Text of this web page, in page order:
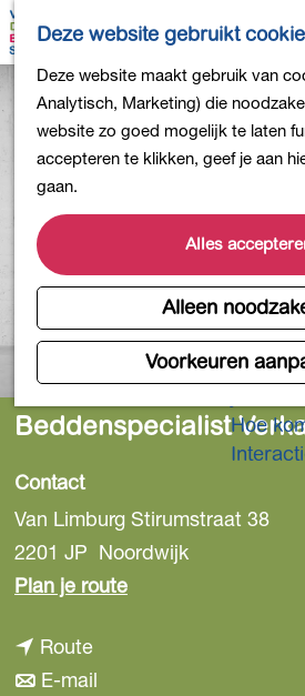
Deze website gebruikt
Deze website maakt gebruik van
Analytisch, Marketing) die
website zo goed mogelijk te laten
accepteren te klikken, geef je aan
gaan.
Alles
Alleen
Voorkeuren
G
a
K
a
r
t
Z
e
k
e
n
e
n
u
Bollen
Uit eten
De
Musea
Gezond
Overnachten
Hoe
Beddenspecialist
Contact
Van Limburg Stirumstraat 38
2201 JP Noordwijk
Plan je routen
Routen
a
E-mail